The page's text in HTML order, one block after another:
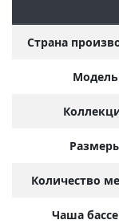
Страна
Модель
Количество
Чаша